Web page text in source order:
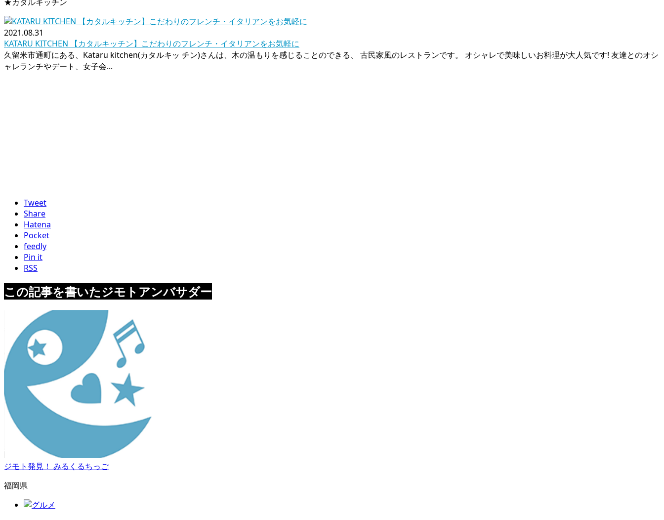
2021.08.31
KATARU KITCHEN 【カタルキッチン】こだわりのフレンチ・イタリアンをお気軽に
久留米市通町にある、Kataru kitchen(カタルキッ チン)さんは、木の温もりを感じることのできる、 古民家風のレストランです。 オシャレで美味しいお料理が大人気です! 友達とのオシ
ャレランチやデート、女子会...
Tweet
Share
Hatena
Pocket
feedly
Pin it
RSS
この記事を書いたジモトアンバサダー
ジモト発見！ みるくるちっご
福岡県